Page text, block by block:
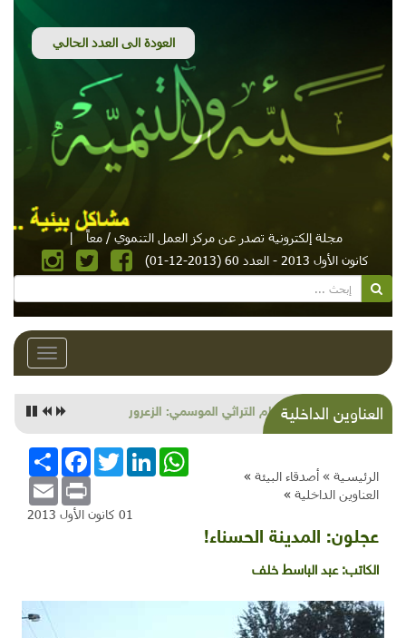
مجلة إلكترونية تصدر عن مركز العمل التنموي / معاً
|
كانون الأول 2013 - العدد 60 (2013-12-01)
Toggle
العناوين الداخليةالطعام التراثي الموسمي: الزعرور
الرئيسية » أصدقاء البيئة »
العناوين الداخلية »
انشر
FacebookTwitterLinkedInWhatsApp
Email Print
01 كانون الأول 2013
عجلون: المدينة الحسناء!
الكاتب:عبد الباسط خلف